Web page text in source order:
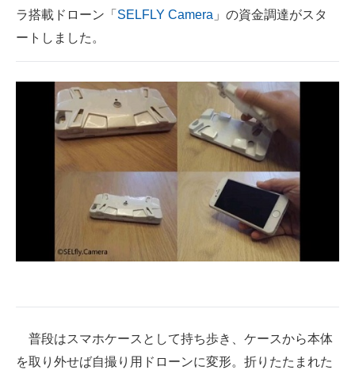
IT製品の技術・比較・事例
製造業のIT導入・活用を支援
モノづくり技術者専門サイト
電子設計の基本と応用
エネルギーの専門メディア
建設×テクノロジーの最前線
ラ搭載ドローン「 SELFLY Camera 」の資金調達がスタ
ートしました。
普段はスマホケースとして持ち歩き、ケースから本体
を取り外せば自撮り用ドローンに変形。折りたたまれた